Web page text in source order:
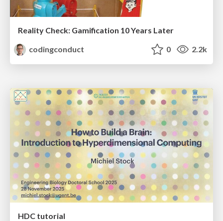
Reality Check: Gamification 10 Years Later
codingconduct
0 2.2k
HDC tutorial